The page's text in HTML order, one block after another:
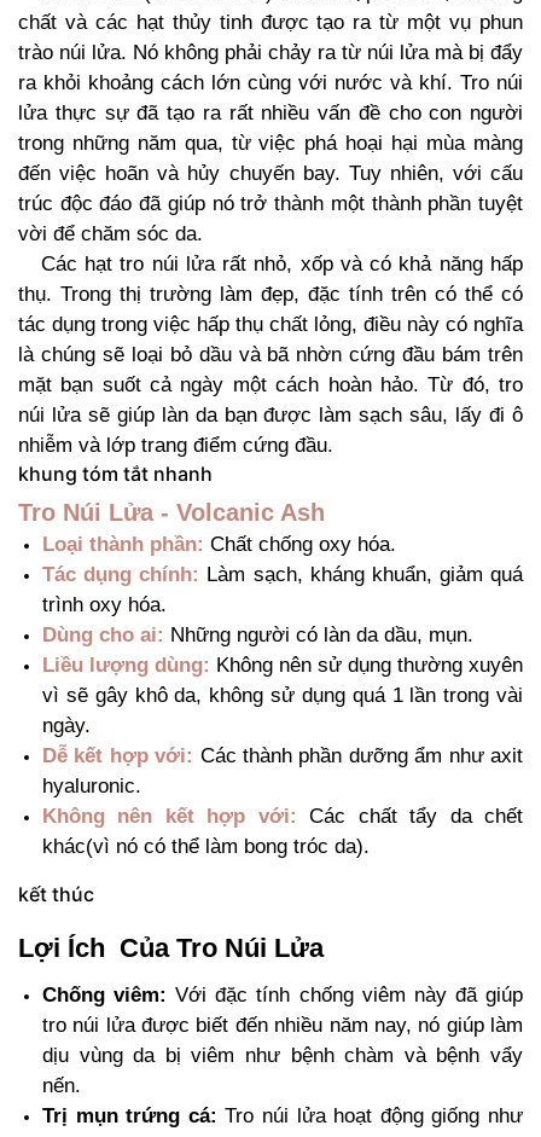
chất và các hạt thủy tinh được tạo ra từ một vụ phun
trào núi lửa. Nó không phải chảy ra từ núi lửa mà bị đẩy
ra khỏi khoảng cách lớn cùng với nước và khí. Tro núi
lửa thực sự đã tạo ra rất nhiều vấn đề cho con người
trong những năm qua, từ việc phá hoại hại mùa màng
đến việc hoãn và hủy chuyến bay. Tuy nhiên, với cấu
trúc độc đáo đã giúp nó trở thành một thành phần tuyệt
vời để chăm sóc da.
Các hạt tro núi lửa rất nhỏ, xốp và có khả năng hấp
thụ. Trong thị trường làm đẹp, đặc tính trên có thể có
tác dụng trong việc hấp thụ chất lỏng, điều này có nghĩa
là chúng sẽ loại bỏ dầu và bã nhờn cứng đầu bám trên
mặt bạn suốt cả ngày một cách hoàn hảo. Từ đó, tro
núi lửa sẽ giúp làn da bạn được làm sạch sâu, lấy đi ô
nhiễm và lớp trang điểm cứng đầu.
khung tóm tắt nhanh
Tro Núi Lửa - Volcanic Ash
Loại thành phần: Chất chống oxy hóa.
Tác dụng chính: Làm sạch, kháng khuẩn, giảm quá
trình oxy hóa.
Dùng cho ai: Những người có làn da dầu, mụn.
Liều lượng dùng: Không nên sử dụng thường xuyên
vì sẽ gây khô da, không sử dụng quá 1 lần trong vài
ngày.
Dễ kết hợp với: Các thành phần dưỡng ẩm như axit
hyaluronic.
Không nên kết hợp với: Các chất tẩy da chết
khác(vì nó có thể làm bong tróc da).
kết thúc
Lợi Ích Của Tro Núi Lửa
Chống viêm:Với đặc tính chống viêm này đã giúp
tro núi lửa được biết đến nhiều năm nay, nó giúp làm
dịu vùng da bị viêm như bệnh chàm và bệnh vẩy
nến.
Trị mụn trứng cá:Tro núi lửa hoạt động giống như